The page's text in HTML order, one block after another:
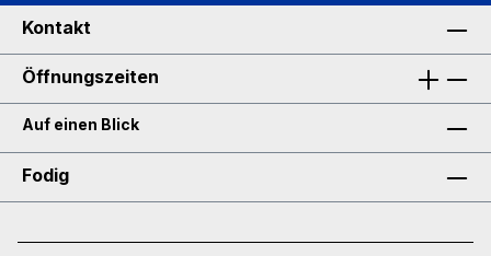
Kontakt
Öffnungszeiten
Auf einen Blick
Fodig